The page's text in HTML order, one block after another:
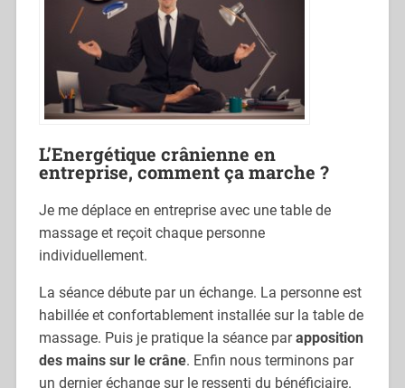
L’Energétique crânienne en
entreprise, comment ça marche ?
Je me déplace en entreprise avec une table de
massage et reçoit chaque personne
individuellement.
La séance débute par un échange. La personne est
habillée et confortablement installée sur la table de
massage. Puis je pratique la séance parapposition
des mains sur le crâne. Enfin nous terminons par
un dernier échange sur le ressenti du bénéficiaire.